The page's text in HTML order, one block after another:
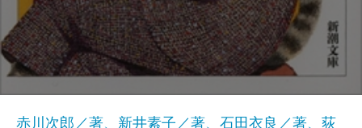
赤川次郎／著、新井素子／著、石田衣良／著、荻